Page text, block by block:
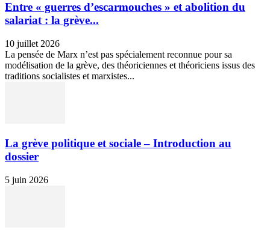
Entre « guerres d’escarmouches » et abolition du
salariat : la grève...
10 juillet 2026
La pensée de Marx n’est pas spécialement reconnue pour sa
modélisation de la grève, des théoriciennes et théoriciens issus des
traditions socialistes et marxistes...
La grève politique et sociale – Introduction au
dossier
5 juin 2026